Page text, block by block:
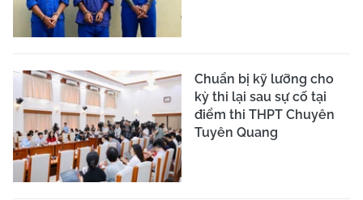
Chuẩn bị kỹ lưỡng cho
kỳ thi lại sau sự cố tại
điểm thi THPT Chuyên
Tuyên Quang